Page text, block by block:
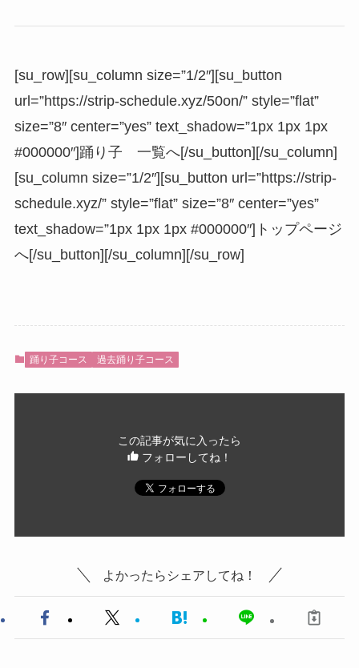
[su_row][su_column size=”1/2″][su_button
url=”https://strip-schedule.xyz/50on/” style=”flat”
size=”8″ center=”yes” text_shadow=”1px 1px 1px
#000000″]踊り子 一覧へ[/su_button][/su_column]
[su_column size=”1/2″][su_button url=”https://strip-
schedule.xyz/” style=”flat” size=”8″ center=”yes”
text_shadow=”1px 1px 1px #000000″]トップページ
へ[/su_button][/su_column][/su_row]
踊り子コース 過去踊り子コース
この記事が気に入ったら
フォローしてね！
よかったらシェアしてね！